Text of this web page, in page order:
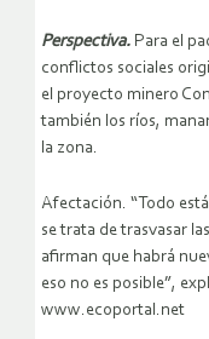
Perspectiva. Para el
conflictos sociales
el proyecto minero
también los ríos,
la zona.
Afectación. “Todo
se trata de trasvasar
afirman que habrá
eso no es posible”,
www.ecoportal.net